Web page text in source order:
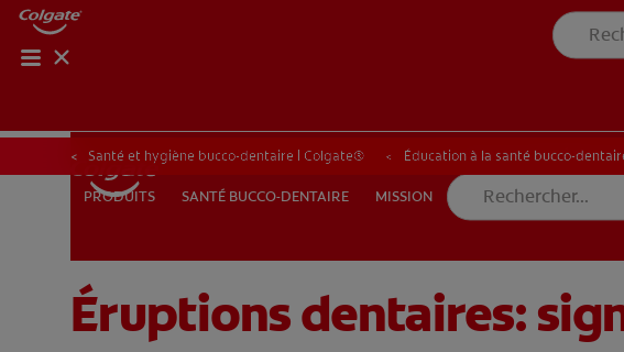
PRODUITS SANTÉ BUCCO-DENTAIRE
BE (FR)
PRODUITS SANTÉ BUCCO-DENTAIRE MISSION
BILAN DE SANTÉ
Santé et hygiène bucco-dentaire | Colgate® Éducation à la santé bucco-
Éruptions dentaires: